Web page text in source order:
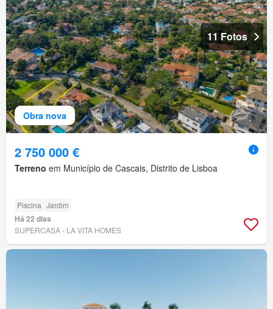
Obra nova
11 Fotos
2 750 000 €
Terreno em Município de Cascais, Distrito de Lisboa
Piscina Jardim
Há 22 dias
SUPERCASA - LA VITA HOMES